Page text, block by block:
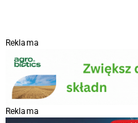
Reklama
Reklama